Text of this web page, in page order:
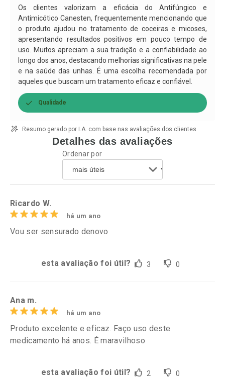
Por R$ 13,99/cada
Por R$ 43,54/cada
Os clientes valorizam a eficácia do Antifúngico e
Antimicótico Canesten, frequentemente mencionando que
o produto ajudou no tratamento de coceiras e micoses,
apresentando resultados positivos em pouco tempo de
uso. Muitos apreciam a sua tradição e a confiabilidade ao
longo dos anos, destacando melhorias significativas na pele
e na saúde das unhas. É uma escolha recomendada por
aqueles que buscam um tratamento eficaz e confiável.
Qualidade
Resumo gerado por I.A. com base nas avaliações dos clientes
Detalhes das avaliações
Ordenar por
Ricardo W.
há um ano
Vou ser sensurado denovo
esta avaliação foi útil? 3 0
Ana m.
há um ano
Produto excelente e eficaz. Faço uso deste
medicamento há anos. É maravilhoso
esta avaliação foi útil? 2 0